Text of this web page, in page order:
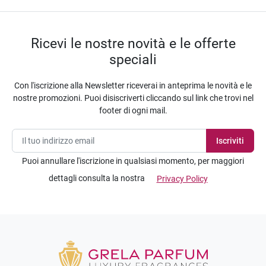
Ricevi le nostre novità e le offerte
speciali
Con l'iscrizione alla Newsletter riceverai in anteprima le novità e le
nostre promozioni. Puoi disiscriverti cliccando sul link che trovi nel
footer di ogni mail.
Puoi annullare l'iscrizione in qualsiasi momento, per maggiori
dettagli consulta la nostra
Privacy Policy